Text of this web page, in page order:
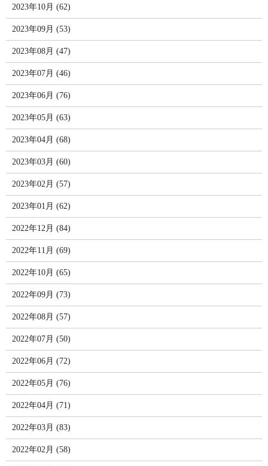
2023年10月 (62)
2023年09月 (53)
2023年08月 (47)
2023年07月 (46)
2023年06月 (76)
2023年05月 (63)
2023年04月 (68)
2023年03月 (60)
2023年02月 (57)
2023年01月 (62)
2022年12月 (84)
2022年11月 (69)
2022年10月 (65)
2022年09月 (73)
2022年08月 (57)
2022年07月 (50)
2022年06月 (72)
2022年05月 (76)
2022年04月 (71)
2022年03月 (83)
2022年02月 (58)